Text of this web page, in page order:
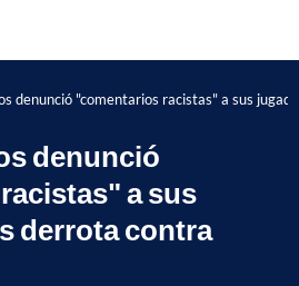
denunció "comentarios racistas" a sus
denunció
a sus
derrota contra